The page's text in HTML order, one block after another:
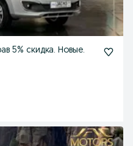
5% скидка. Новые.